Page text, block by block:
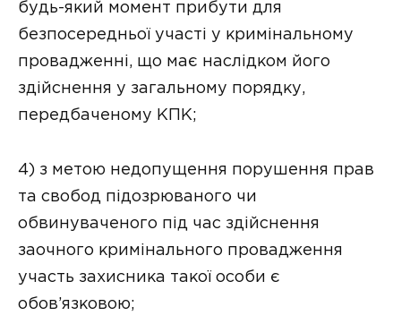
будь-який момент прибути для
безпосередньої участі у кримінальному
провадженні, що має наслідком його
здійснення у загальному порядку,
передбаченому КПК;
4) з метою недопущення порушення прав
та свобод підозрюваного чи
обвинуваченого під час здійснення
заочного кримінального провадження
участь захисника такої особи є
обов’язковою;